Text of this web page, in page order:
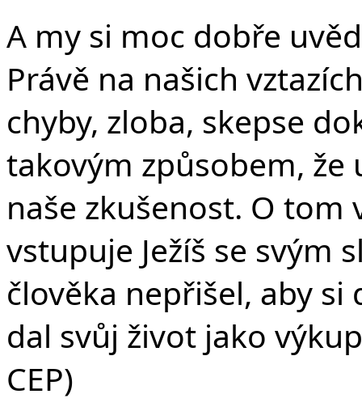
A my si moc dobře
Právě na našich
chyby, zloba, skepse
takovým způsobem, že
naše zkušenost. O
vstupuje Ježíš se svým
člověka nepřišel, aby si
dal svůj život jako
CEP)